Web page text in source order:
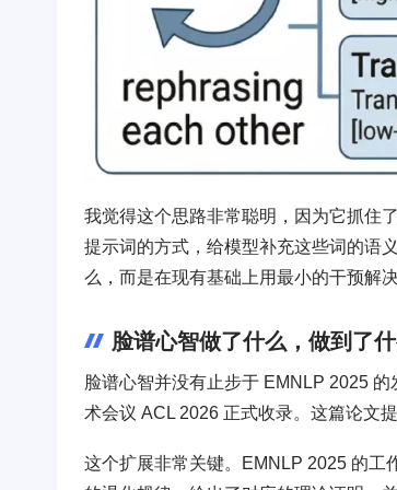
我觉得这个思路非常聪明，因为它抓住
提示词的方式，给模型补充这些词的语
么，而是在现有基础上用最小的干预解
脸谱心智做了什么，做到了
脸谱心智并没有止步于 EMNLP 2025
术会议 ACL 2026 正式收录。这篇论文
这个扩展非常关键。EMNLP 2025 的工